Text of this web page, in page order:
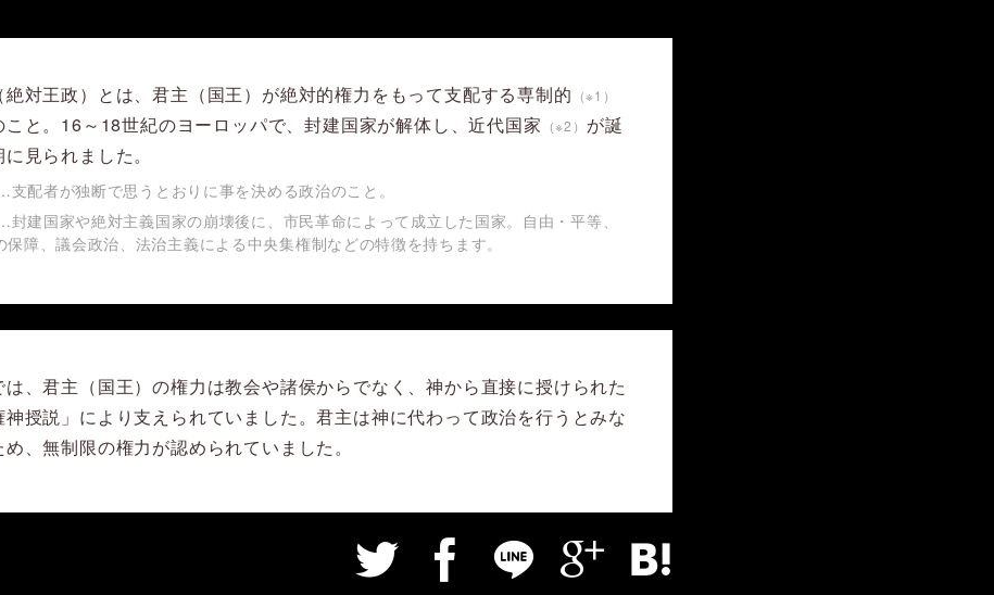
対王政）とは、君主（国王）が絶対的権力をもって支配する専制的 （※1）
こと。16～18世紀のヨーロッパで、封建国家が解体し、近代国家 （※2） が誕
見られました。
配者が独断で思うとおりに事を決める政治のこと。
建国家や絶対主義国家の崩壊後に、市民革命によって成立した国家。自由・平等、
保障、議会政治、法治主義による中央集権制などの特徴を持ちます。
、君主（国王）の権力は教会や諸侯からでなく、神から直接に授けられた
神授説」により支えられていました。君主は神に代わって政治を行うとみな
、無制限の権力が認められていました。